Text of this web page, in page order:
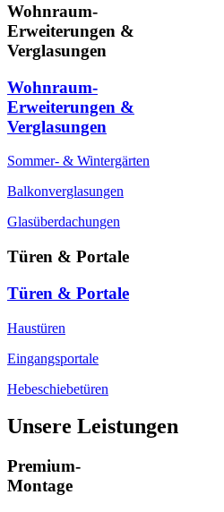
Wohnraum-
Erweiterungen &
Verglasungen
Wohnraum-
Erweiterungen &
Verglasungen
Sommer- & Wintergärten
Balkonverglasungen
Glasüberdachungen
Türen & Portale
Türen & Portale
Haustüren
Eingangsportale
Hebeschiebetüren
Unsere Leistungen
Premium-
Montage